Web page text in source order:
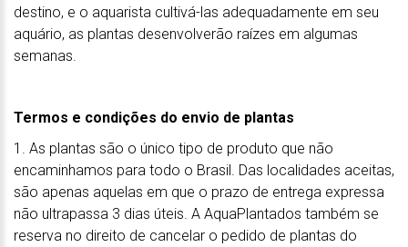
destino, e o aquarista cultivá-las adequadamente em seu
aquário, as plantas desenvolverão raízes em algumas
semanas.
Termos e condições do envio de plantas
1. As plantas são o único tipo de produto que não
encaminhamos para todo o Brasil. Das localidades aceitas,
são apenas aquelas em que o prazo de entrega expressa
não ultrapassa 3 dias úteis. A AquaPlantados também se
reserva no direito de cancelar o pedido de plantas do